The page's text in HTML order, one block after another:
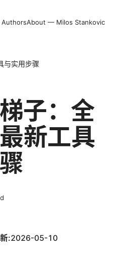
AuthorsAbout — Milos Stankovic
与实用步骤
子：全
新工具
:2026-05-10